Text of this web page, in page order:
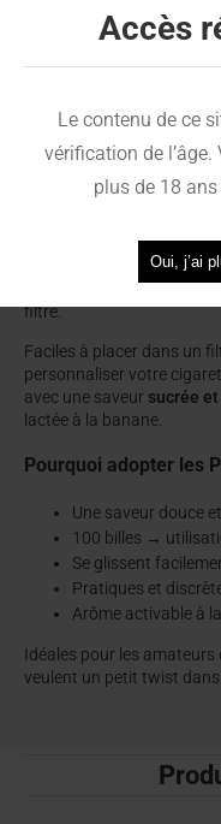
Avis (0)
Pops Lait
gourmande
Les billes Pops Lait
cigarette. Chaque boîte
goût de milkshake
filtre.
Faciles à placer dans un
personnaliser votre
avec une saveur sucrée
lactée à la banane.
Pourquoi adopter les
Une saveur douce
100 billes →
Se glissent
Pratiques et
Arôme activable à
Idéales pour les
veulent un petit twist dans
Accès
Le contenu de ce
vérification de
plus de 18
Oui, j’ai